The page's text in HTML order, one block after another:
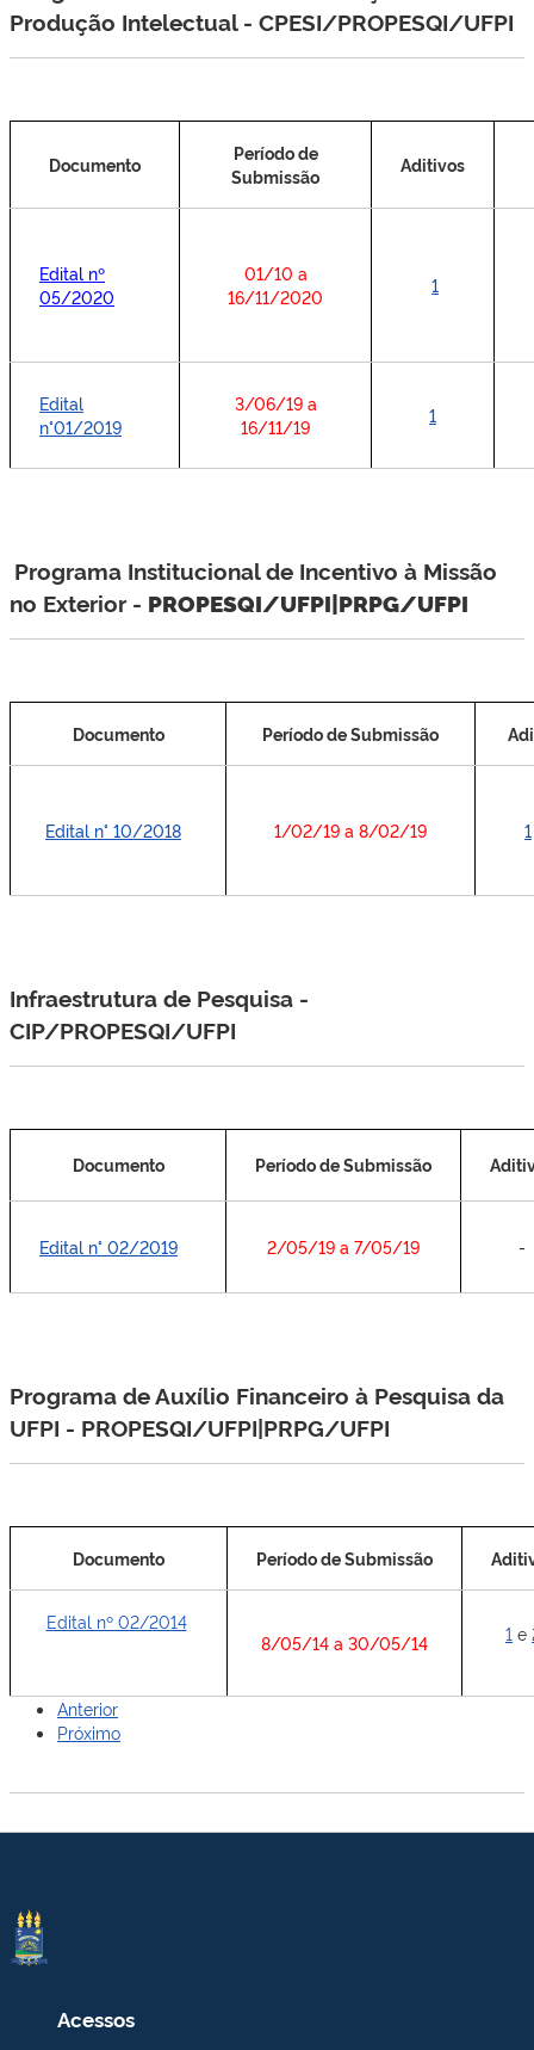
Produção Intelectual - CPESI/PROPESQI/UFPI
Documento
Período de
Submissão
Aditivos
Edital nº
05/2020
01/10 a
16/11/2020
1
Edital
n°01/2019
3/06/19 a
16/11/19
1
Programa Institucional de Incentivo à Missão
no Exterior - PROPESQI/UFPI|PRPG/UFPI
Documento Período de Submissão
Edital n° 10/2018 1/02/19 a 8/02/19 1
Infraestrutura de Pesquisa -
CIP/PROPESQI/UFPI
Documento Período de Submissão
Edital n° 02/2019 2/05/19 a 7/05/19 -
Programa de Auxílio Financeiro à Pesquisa da
UFPI - PROPESQI/UFPI|PRPG/UFPI
Documento Período de Submissão
Edital nº 02/2014
8/05/14 a 30/05/14
1 e
Anterior
Próximo
Acessos